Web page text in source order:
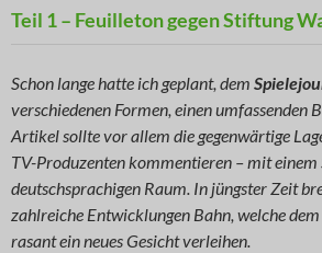
Teil 1 – Feuilleton gegen Stiftung
Schon lange hatte ich geplant, dem
verschiedenen Formen, einen umfassenden
Artikel sollte vor allem die gegenwärtige
TV-Produzenten kommentieren – mit
deutschsprachigen Raum. In jüngster Zeit
zahlreiche Entwicklungen Bahn, welche
rasant ein neues Gesicht verleihen.